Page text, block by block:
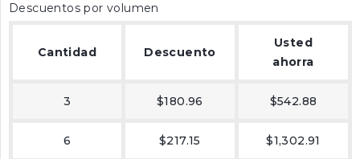
Descuentos por volumen
Cantidad Descuento
Usted
ahorra
3 $180.96 $542.88
6 $217.15 $1,302.91